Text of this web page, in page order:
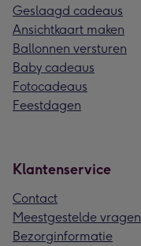
Geslaagd cadeaus
Ansichtkaart maken
Ballonnen versturen
Baby cadeaus
Fotocadeaus
Feestdagen
Klantenservice
Contact
Meestgestelde vragen
Bezorginformatie